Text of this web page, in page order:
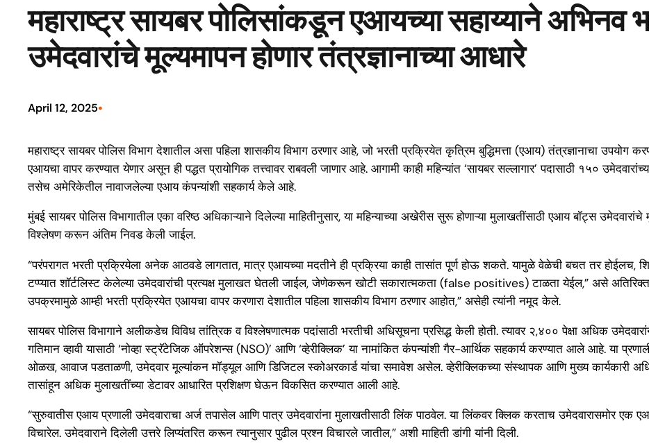
महाराष्ट्र सायबर पोलिसांकडून एआयच्या सहाय्याने अभिनव
उमेदवारांचे मूल्यमापन होणार तंत्रज्ञानाच्या आधारे
April 12, 2025•
महाराष्ट्र सायबर पोलिस विभाग देशातील असा पहिला शासकीय विभाग ठरणार आहे, जो भरती प्रक्रियेत कृत्रिम बुद्धिमत्ता (एआय) तंत्रज्ञानाचा उपयोग
एआयचा वापर करण्यात येणार असून ही पद्धत प्रायोगिक तत्त्वावर राबवली जाणार आहे. आगामी काही महिन्यांत ‘सायबर सल्लागार’ पदासाठी १५०
तसेच अमेरिकेतील नावाजलेल्या एआय कंपन्यांशी सहकार्य केले आहे.
मुंबई सायबर पोलिस विभागातील एका वरिष्ठ अधिकाऱ्याने दिलेल्या माहितीनुसार, या महिन्याच्या अखेरीस सुरू होणाऱ्या मुलाखतींसाठी एआय बॉट्स
विश्लेषण करून अंतिम निवड केली जाईल.
“परंपरागत भरती प्रक्रियेला अनेक आठवडे लागतात, मात्र एआयच्या मदतीने ही प्रक्रिया काही तासांत पूर्ण होऊ शकते. यामुळे वेळेची बचत तर होईलच,
टप्प्यात शॉर्टलिस्ट केलेल्या उमेदवारांची प्रत्यक्ष मुलाखत घेतली जाईल, जेणेकरून खोटी सकारात्मकता (false positives) टाळता येईल,” असे
उपक्रमामुळे आम्ही भरती प्रक्रियेत एआयचा वापर करणारा देशातील पहिला शासकीय विभाग ठरणार आहोत,” असेही त्यांनी नमूद केले.
सायबर पोलिस विभागाने अलीकडेच विविध तांत्रिक व विश्लेषणात्मक पदांसाठी भरतीची अधिसूचना प्रसिद्ध केली होती. त्यावर २,४०० पेक्षा अधिक
गतिमान व्हावी यासाठी ‘नोव्हा स्ट्रॅटेजिक ऑपरेशन्स (NSO)’ आणि ‘व्हेरीक्लिक’ या नामांकित कंपन्यांशी गैर-आर्थिक सहकार्य करण्यात आले आहे. या
ओळख, आवाज पडताळणी, उमेदवार मूल्यांकन मॉड्यूल आणि डिजिटल स्कोअरकार्ड यांचा समावेश असेल. व्हेरीक्लिकच्या संस्थापक आणि मुख्य कार्यकारी
तासांहून अधिक मुलाखतींच्या डेटावर आधारित प्रशिक्षण घेऊन विकसित करण्यात आली आहे.
“सुरुवातीस एआय प्रणाली उमेदवाराचा अर्ज तपासेल आणि पात्र उमेदवारांना मुलाखतीसाठी लिंक पाठवेल. या लिंकवर क्लिक करताच उमेदवारासमोर
विचारेल. उमेदवाराने दिलेली उत्तरे लिप्यंतरित करून त्यानुसार पुढील प्रश्न विचारले जातील,” अशी माहिती डांगी यांनी दिली.